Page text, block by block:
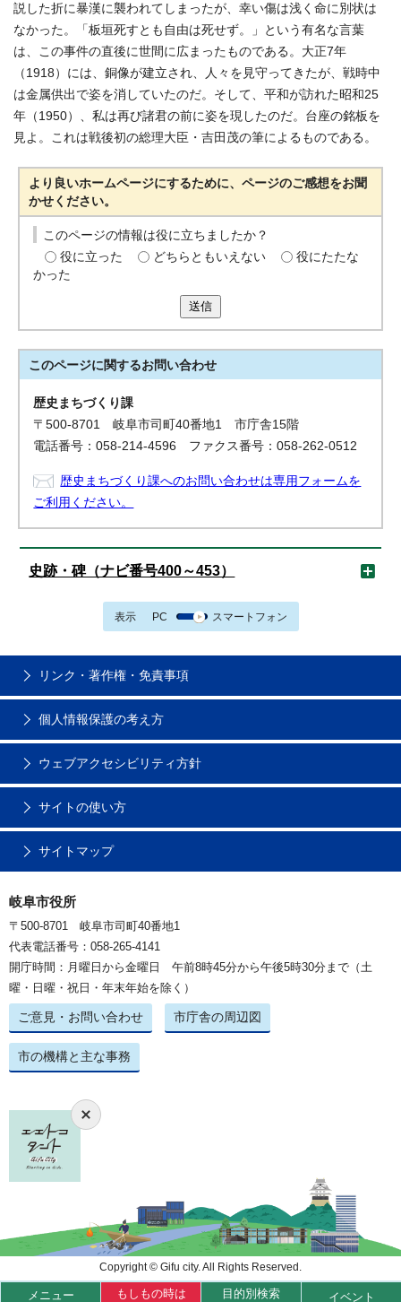
説した折に暴漢に襲われてしまったが、幸い傷は浅く命に別状は
なかった。「板垣死すとも自由は死せず。」という有名な言葉
は、この事件の直後に世間に広まったものである。大正7年
（1918）には、銅像が建立され、人々を見守ってきたが、戦時中
は金属供出で姿を消していたのだ。そして、平和が訪れた昭和25
年（1950）、私は再び諸君の前に姿を現したのだ。台座の銘板を
見よ。これは戦後初の総理大臣・吉田茂の筆によるものである。
より良いホームページにするために、ページのご感想をお聞
かせください。
このページの情報は役に立ちましたか？
役に立った
どちらともいえない
役にたたな
かった
送信
このページに関するお問い合わせ
歴史まちづくり課
〒500-8701 岐阜市司町40番地1 市庁舎15階
電話番号：058-214-4596 ファクス番号：058-262-0512
歴史まちづくり課へのお問い合わせは専用フォームを
ご利用ください。
史跡・碑（ナビ番号400～453）
表示 PC スマートフォン
メニュー もしもの時は 目的別検索 イベント
リンク・著作権・免責事項
個人情報保護の考え方
ウェブアクセシビリティ方針
サイトの使い方
サイトマップ
岐阜市役所
〒500-8701 岐阜市司町40番地1
代表電話番号：058-265-4141
開庁時間：月曜日から金曜日 午前8時45分から午後5時30分まで（土
曜・日曜・祝日・年末年始を除く）
ご意見・お問い合わせ 市庁舎の周辺図
市の機構と主な事務
Copyright © Gifu city. All Rights Reserved.